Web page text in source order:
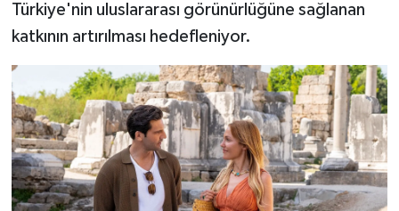
Türkiye'nin uluslararası görünürlüğüne sağlanan
katkının artırılması hedefleniyor.